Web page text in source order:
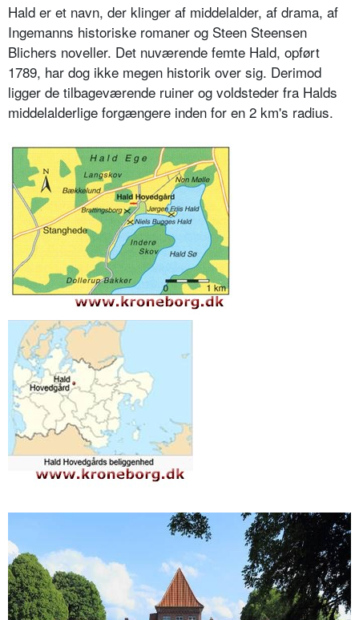
Hald er et navn, der klinger af middelalder, af drama, af
Ingemanns historiske romaner og Steen Steensen
Blichers noveller. Det nuværende femte Hald, opført
1789, har dog ikke megen historik over sig. Derimod
ligger de tilbageværende ruiner og voldsteder fra Halds
middelalderlige forgængere inden for en 2 km's radius.